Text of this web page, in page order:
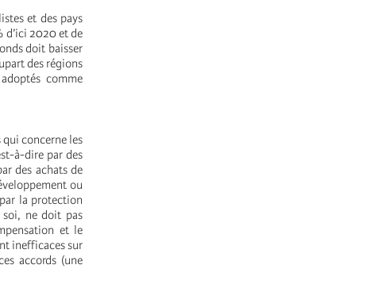
et des pays
d’ici 2020 et de
doit baisser
des régions
comme
concerne les
à-dire par des
des achats de
ou
la protection
soi, ne doit pas
et le
inefficaces sur
accords (une